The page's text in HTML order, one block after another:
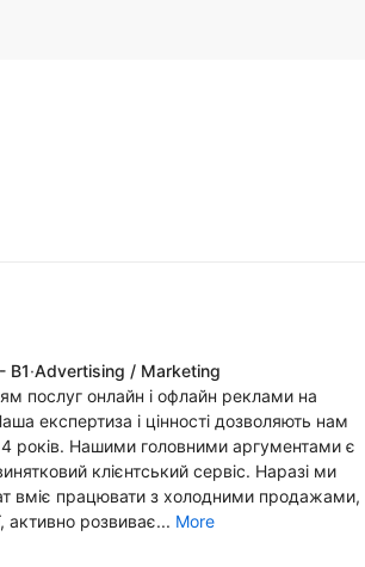
B1·Advertising / Marketing
послуг онлайн і офлайн реклами на
експертиза і цінності дозволяють нам
років. Нашими головними аргументами є
клієнтський сервіс. Наразі ми
вміє працювати з холодними продажами,
активно розвиває... More